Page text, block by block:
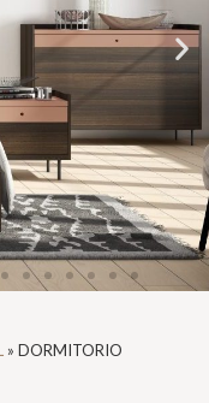
» DORMITORIO